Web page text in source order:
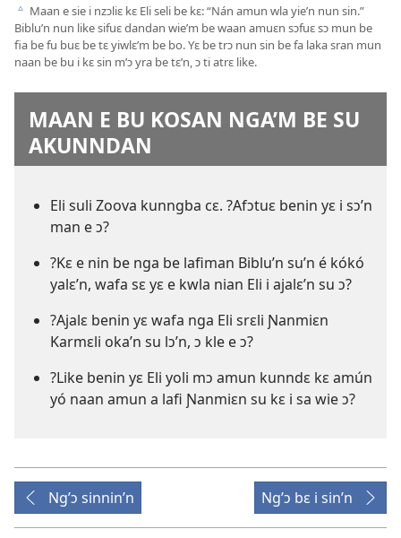
c Maan e sie i nzɔliɛ kɛ Eli seli be kɛ: “Nán amun wla yie’n nun sin.”
Biblu’n nun like sifuɛ dandan wie’m be waan amuɛn sɔfuɛ sɔ mun be
fia be fu buɛ be tɛ yiwlɛ’m be bo. Yɛ be trɔ nun sin be fa laka sran mun
naan be bu i kɛ sin m’ɔ yra be tɛ’n, ɔ ti atrɛ like.
MAAN E BU KOSAN NGA’M BE SU
AKUNNDAN
Eli suli Zoova kunngba cɛ. ?Afɔtuɛ benin yɛ i sɔ’n
man e ɔ?
?Kɛ e nin be nga be lafiman Biblu’n su’n é kókó
yalɛ’n, wafa sɛ yɛ e kwla nian Eli i ajalɛ’n su ɔ?
?Ajalɛ benin yɛ wafa nga Eli srɛli Ɲanmiɛn
Karmɛli oka’n su lɔ’n, ɔ kle e ɔ?
?Like benin yɛ Eli yoli mɔ amun kunndɛ kɛ amún
yó naan amun a lafi Ɲanmiɛn su kɛ i sa wie ɔ?
Ng’ɔ sinnin’n Ng’ɔ bɛ i sin’n